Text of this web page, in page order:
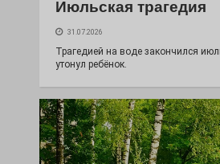
Июльская трагедия
31.07.2026
Трагедией на воде закончился
утонул ребёнок.